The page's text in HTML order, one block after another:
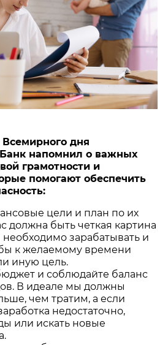
Всемирного дня
напомнил о важных
грамотности и
помогают обеспечить
цели и план по их
должна быть четкая картина
необходимо зарабатывать и
к желаемому времени
иную цель.
и соблюдайте баланс
В идеале мы должны
чем тратим, а если
недостаточно,
или искать новые